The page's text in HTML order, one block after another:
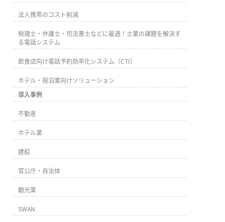
法人携帯のコスト削減
税理士・弁護士・司法書士などに最適！士業の課題を解決す
る電話システム
飲食店向け電話予約効率化システム（CTI）
ホテル・宿泊業向けソリューション
導入事例
不動産
ホテル業
建設
官公庁・自治体
観光業
SWAN